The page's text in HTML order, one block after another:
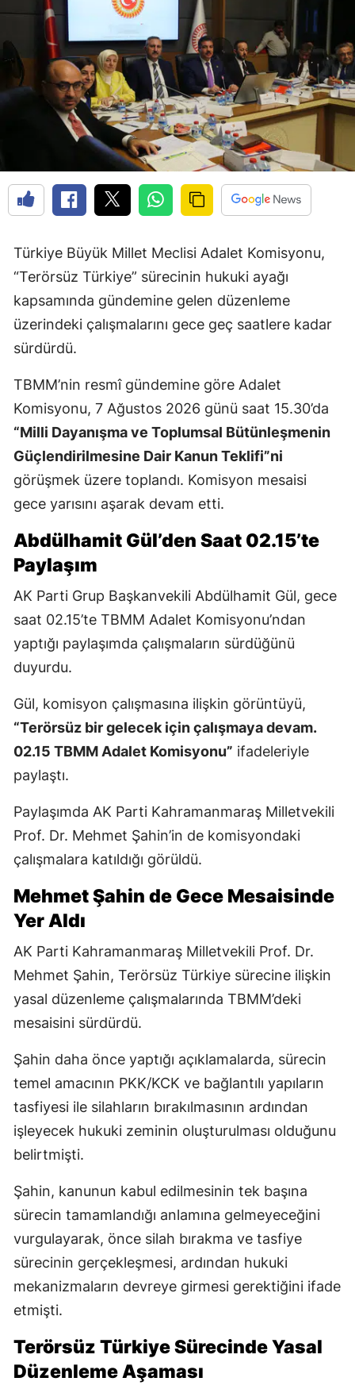
Türkiye Büyük Millet Meclisi Adalet Komisyonu,
“Terörsüz Türkiye” sürecinin hukuki ayağı
kapsamında gündemine gelen düzenleme
üzerindeki çalışmalarını gece geç saatlere kadar
sürdürdü.
TBMM’nin resmî gündemine göre Adalet
Komisyonu, 7 Ağustos 2026 günü saat 15.30’da
“Milli Dayanışma ve Toplumsal Bütünleşmenin
Güçlendirilmesine Dair Kanun Teklifi”ni
görüşmek üzere toplandı. Komisyon mesaisi
gece yarısını aşarak devam etti.
Abdülhamit Gül’den Saat 02.15’te
Paylaşım
AK Parti Grup Başkanvekili Abdülhamit Gül, gece
saat 02.15’te TBMM Adalet Komisyonu’ndan
yaptığı paylaşımda çalışmaların sürdüğünü
duyurdu.
Gül, komisyon çalışmasına ilişkin görüntüyü,
“Terörsüz bir gelecek için çalışmaya devam.
02.15 TBMM Adalet Komisyonu” ifadeleriyle
paylaştı.
Paylaşımda AK Parti Kahramanmaraş Milletvekili
Prof. Dr. Mehmet Şahin’in de komisyondaki
çalışmalara katıldığı görüldü.
Mehmet Şahin de Gece Mesaisinde
Yer Aldı
AK Parti Kahramanmaraş Milletvekili Prof. Dr.
Mehmet Şahin, Terörsüz Türkiye sürecine ilişkin
yasal düzenleme çalışmalarında TBMM’deki
mesaisini sürdürdü.
Şahin daha önce yaptığı açıklamalarda, sürecin
temel amacının PKK/KCK ve bağlantılı yapıların
tasfiyesi ile silahların bırakılmasının ardından
işleyecek hukuki zeminin oluşturulması olduğunu
belirtmişti.
Şahin, kanunun kabul edilmesinin tek başına
sürecin tamamlandığı anlamına gelmeyeceğini
vurgulayarak, önce silah bırakma ve tasfiye
sürecinin gerçekleşmesi, ardından hukuki
mekanizmaların devreye girmesi gerektiğini ifade
etmişti.
Terörsüz Türkiye Sürecinde Yasal
Düzenleme Aşaması